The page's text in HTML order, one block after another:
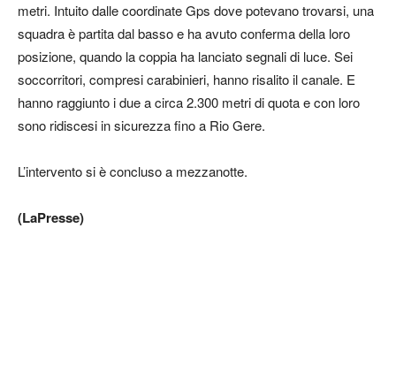
metri. Intuito dalle coordinate Gps dove potevano trovarsi, una
squadra è partita dal basso e ha avuto conferma della loro
posizione, quando la coppia ha lanciato segnali di luce. Sei
soccorritori, compresi carabinieri, hanno risalito il canale. E
hanno raggiunto i due a circa 2.300 metri di quota e con loro
sono ridiscesi in sicurezza fino a Rio Gere.
L’intervento si è concluso a mezzanotte.
(LaPresse)